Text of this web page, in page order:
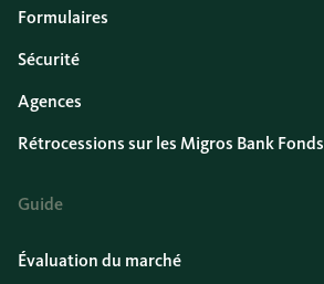
Formulaires
Sécurité
Agences
Rétrocessions sur les Migros Bank Fonds
Guide
Évaluation du marché